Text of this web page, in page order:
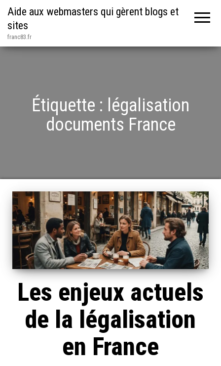
Aide aux webmasters qui gèrent blogs et
sites
franc83.fr
Étiquette : légalisation
documents France
Les enjeux actuels
de la légalisation
en France